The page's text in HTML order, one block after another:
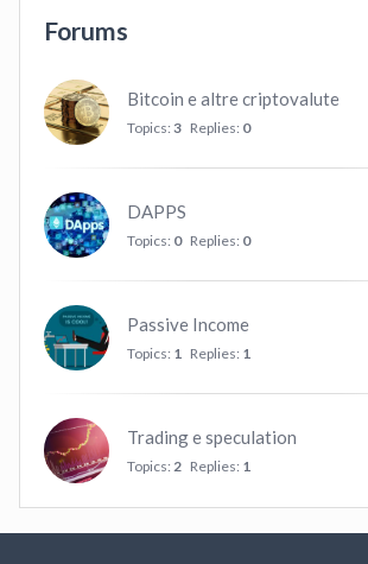
Forums
Bitcoin e altre criptovalute
Topics: 3 Replies: 0
DAPPS
Topics: 0 Replies: 0
Passive Income
Topics: 1 Replies: 1
Trading e speculation
Topics: 2 Replies: 1